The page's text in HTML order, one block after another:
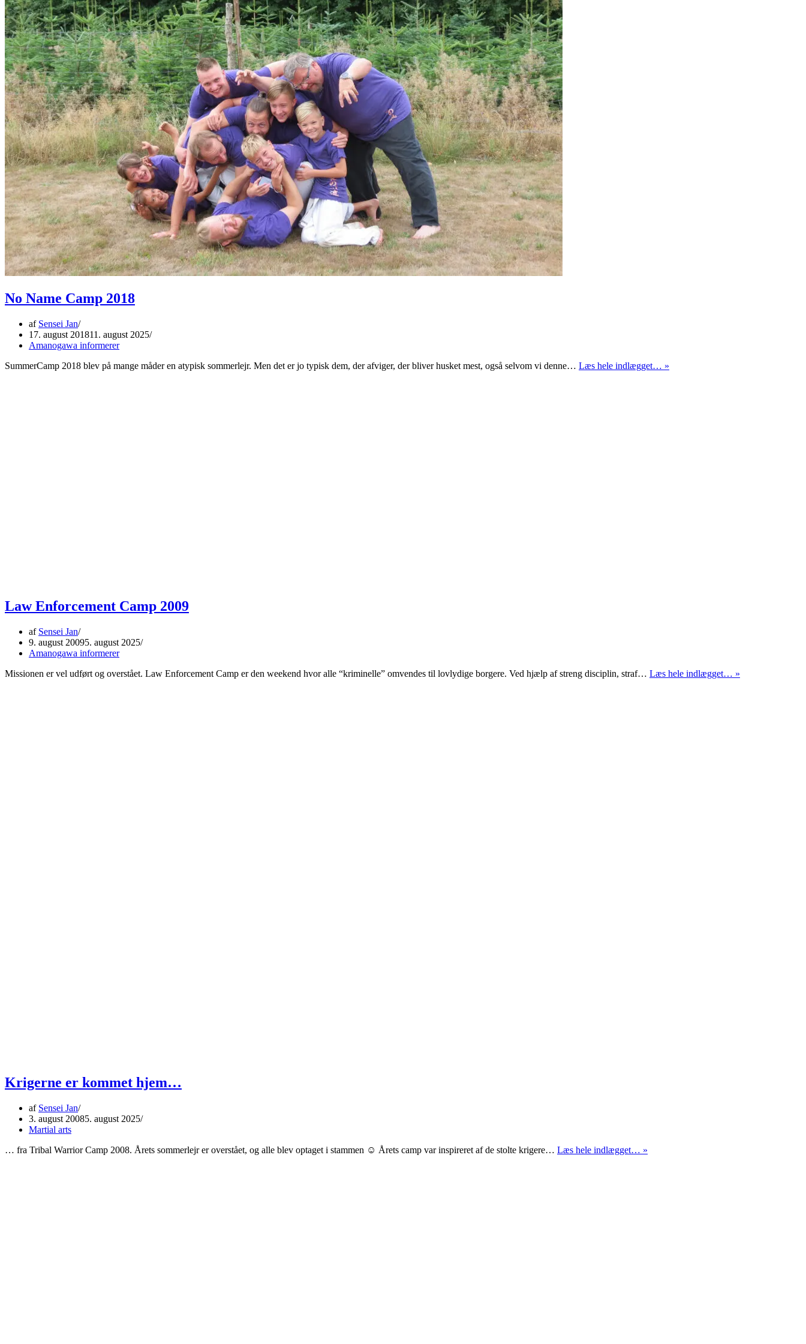
No Name Camp 2018
af Sensei Jan
17. august 201811. august 2025
Amanogawa informerer
SummerCamp 2018 blev på mange måder en atypisk sommerlejr. Men det er jo typisk dem, der afviger, der bliver husket mest, også selvom vi denne… Læs hele indlægget… »
Law Enforcement Camp 2009
af Sensei Jan
9. august 20095. august 2025
Amanogawa informerer
Missionen er vel udført og overstået. Law Enforcement Camp er den weekend hvor alle “kriminelle” omvendes til lovlydige borgere. Ved hjælp af streng disciplin, straf… Læs hele indlægget… »
Krigerne er kommet hjem…
af Sensei Jan
3. august 20085. august 2025
Martial arts
… fra Tribal Warrior Camp 2008. Årets sommerlejr er overstået, og alle blev optaget i stammen ☺️ Årets camp var inspireret af de stolte krigere… Læs hele indlægget… »